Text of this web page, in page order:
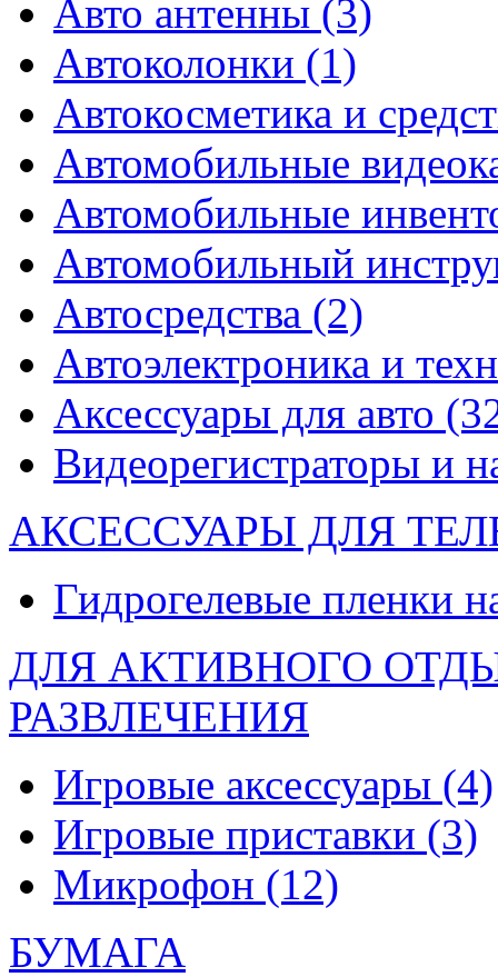
Авто антенны (3)
Автоколонки (1)
Автокосметика и
Автомобильные
Автомобильные
Автомобильный
Автосредства (2)
Автоэлектроника и
Аксессуары для авто
Видеорегистраторы и
АКСЕССУАРЫ ДЛЯ
Гидрогелевые пленки
ДЛЯ АКТИВНОГО
РАЗВЛЕЧЕНИЯ
Игровые аксессуары (4)
Игровые приставки (3)
Микрофон (12)
БУМАГА